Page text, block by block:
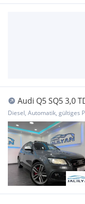
Audi Q5 SQ5 3,0
MEMORY, AHK,PA...
Diesel, Automatik, gültiges